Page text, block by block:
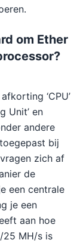
om Ether
‘CPU’
Unit’ en
andere
bij
zich af
de
een centrale
je een
aan hoe
25 MH/s is